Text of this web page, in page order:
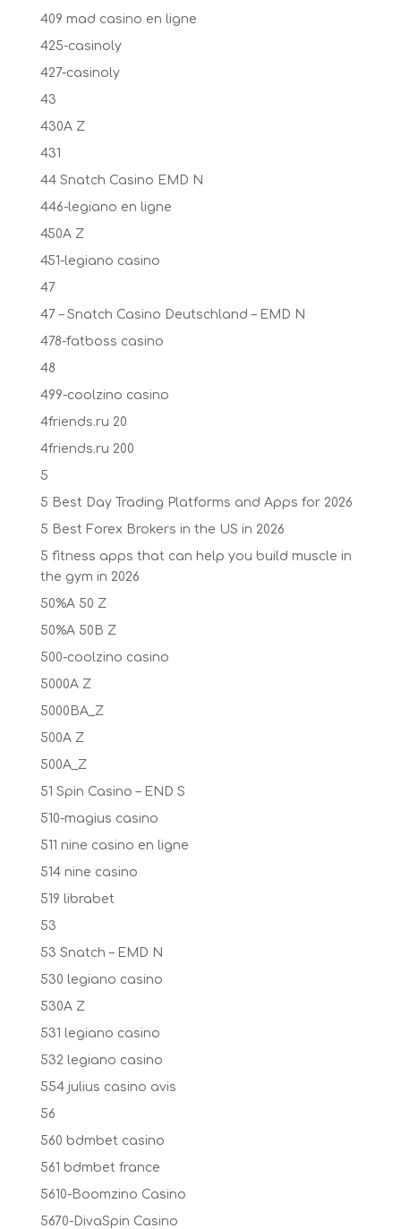
409 mad casino en ligne
425-casinoly
427-casinoly
43
430A Z
431
44 Snatch Casino EMD N
446-legiano en ligne
450A Z
451-legiano casino
47
47 – Snatch Casino Deutschland – EMD N
478-fatboss casino
48
499-coolzino casino
4friends.ru 20
4friends.ru 200
5
5 Best Day Trading Platforms and Apps for 2026
5 Best Forex Brokers in the US in 2026
5 fitness apps that can help you build muscle in
the gym in 2026
50%A 50 Z
50%A 50B Z
500-coolzino casino
5000A Z
5000BA_Z
500A Z
500A_Z
51 Spin Casino – END S
510-magius casino
511 nine casino en ligne
514 nine casino
519 librabet
53
53 Snatch – EMD N
530 legiano casino
530A Z
531 legiano casino
532 legiano casino
554 julius casino avis
56
560 bdmbet casino
561 bdmbet france
5610-Boomzino Casino
5670-DivaSpin Casino